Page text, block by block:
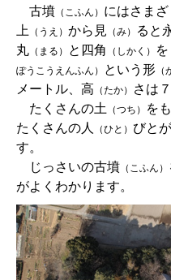
古墳 （こふん） にはさま
上 （うえ） から見 （み） ると
丸 （まる） と四角 （しかく）
ぽうこうえんふん）
という形 （
メートル、高 （たか）
さは
たくさんの土 （つち）
を
たくさんの人
（ひと） びと
す。
じっさいの古墳 （こふん）
がよくわかります。